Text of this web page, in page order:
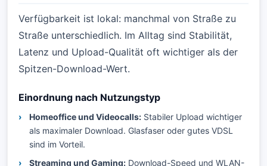
Verfügbarkeit ist lokal: manchmal von Straße zu
Straße unterschiedlich. Im Alltag sind Stabilität,
Latenz und Upload-Qualität oft wichtiger als der
Spitzen-Download-Wert.
Einordnung nach Nutzungstyp
Homeoffice und Videocalls: Stabiler Upload wichtiger
als maximaler Download. Glasfaser oder gutes VDSL
sind im Vorteil.
Streaming und Gaming: Download-Speed und WLAN-